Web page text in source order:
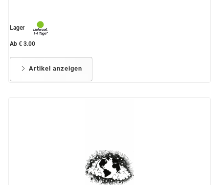
Lager
Ab € 3.00
Artikel anzeigen